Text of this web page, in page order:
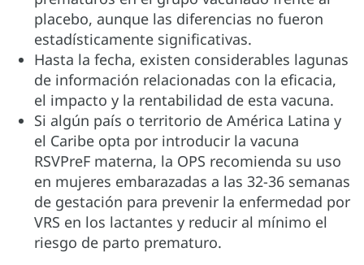
placebo, aunque las diferencias no fueron
estadísticamente significativas.
Hasta la fecha, existen considerables lagunas
de información relacionadas con la eficacia,
el impacto y la rentabilidad de esta vacuna.
Si algún país o territorio de América Latina y
el Caribe opta por introducir la vacuna
RSVPreF materna, la OPS recomienda su uso
en mujeres embarazadas a las 32-36 semanas
de gestación para prevenir la enfermedad por
VRS en los lactantes y reducir al mínimo el
riesgo de parto prematuro.